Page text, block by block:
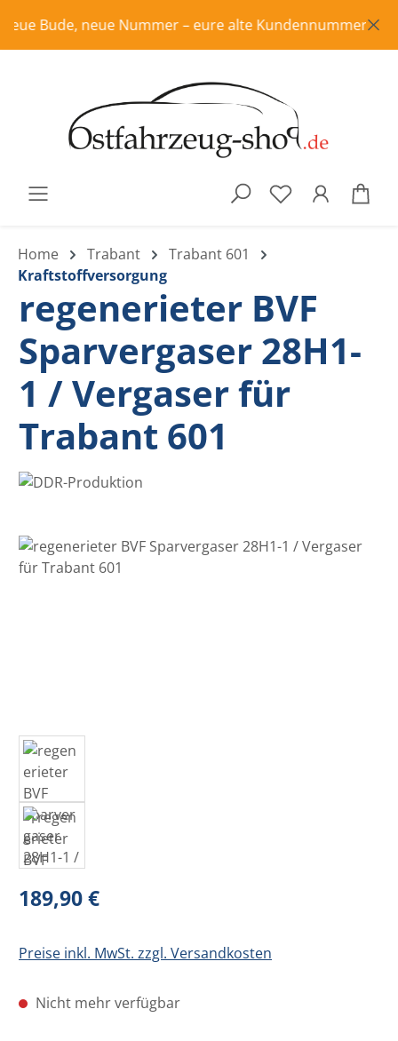
Zum Hauptinhalt springen
Bude, neue Nummer – eure alte Kundennummer ist
Home Trabant
Trabant 601
Kraftstoffversorgung
regenerieter BVF
Sparvergaser 28H1-
1 / Vergaser für
Trabant 601
Bildergalerie überspringen
Regulärer Preis:
189,90 €
Preise inkl. MwSt. zzgl. Versandkosten
Nicht mehr verfügbar